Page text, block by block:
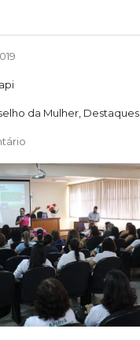
da Mulher, Destaques